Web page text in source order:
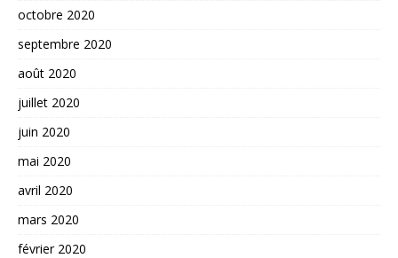
octobre 2020
septembre 2020
août 2020
juillet 2020
juin 2020
mai 2020
avril 2020
mars 2020
février 2020